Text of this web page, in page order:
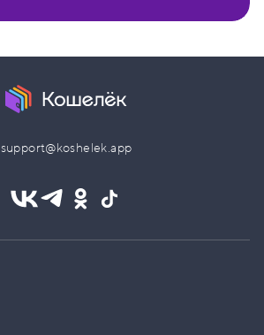
support@koshelek.app